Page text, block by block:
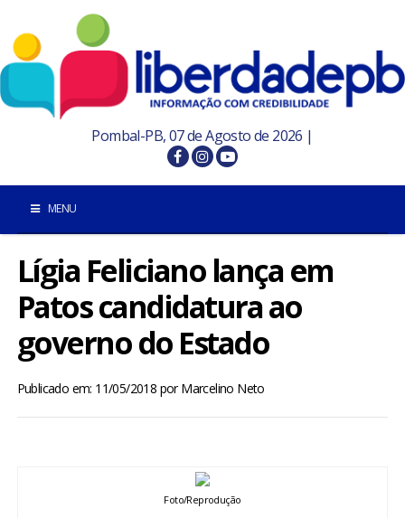
Pombal-PB, 07 de Agosto de 2026 |
MENU
INÍCIO
POMBAL E REGIÃO
PARAÍBA
BRASIL
Lígia Feliciano lança em
Patos candidatura ao
governo do Estado
Publicado em: 11/05/2018 porMarcelino Neto
Foto/Reprodução